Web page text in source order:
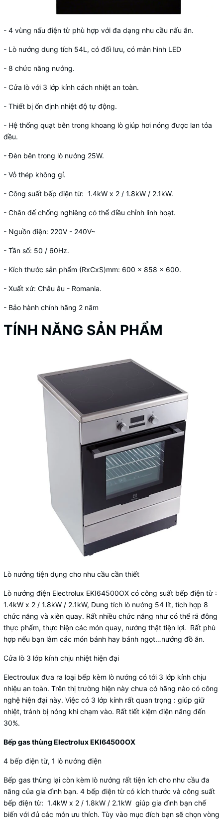
- 4 vùng nấu điện từ phù hợp với đa dạng nhu cầu nấu ăn.
- Lò nướng dung tích 54L, có đối lưu, có màn hình LED
- 8 chức năng nướng.
- Cửa lò với 3 lớp kính cách nhiệt an toàn.
- Thiết bị ổn định nhiệt độ tự động.
- Hệ thống quạt bên trong khoang lò giúp hơi nóng được lan tỏa
đều.
- Đèn bên trong lò nướng 25W.
- Vỏ thép không gỉ.
- Công suất bếp điện từ: 1.4kW x 2 / 1.8kW / 2.1kW.
- Chân đế chống nghiêng có thể điều chỉnh linh hoạt.
- Nguồn điện: 220V - 240V~
- Tần số: 50 / 60Hz.
- Kích thước sản phẩm (RxCxS)mm: 600 x 858 x 600.
- Xuất xứ: Châu âu - Romania.
- Bảo hành chính hãng 2 năm
TÍNH NĂNG SẢN PHẨM
Lò nướng tiện dụng cho nhu cầu cần thiết
Lò nướng điện Electrolux EKI64500OX có công suất bếp điện từ :
1.4kW x 2 / 1.8kW / 2.1kW, Dung tích lò nướng 54 lít, tích hợp 8
chức năng và xiên quay. Rất nhiều chức năng như có thể rã đông
thực phẩm, thực hiện các món quay, nướng thật tiện lợi. Rất phù
hợp nếu bạn làm các món bánh hay bánh ngọt…nướng đồ ăn.
Cửa lò 3 lớp kính chịu nhiệt hiện đại
Electroulux đưa ra loại bếp kèm lò nướng có tới 3 lớp kính chịu
nhiệu an toàn. Trên thị trường hiện này chưa có hãng nào có công
nghệ hiện đại này. Việc có 3 lớp kính rất quan trọng : giúp giữ
nhiệt, tránh bị nóng khi chạm vào. Rất tiết kiệm điện năng đến
30%.
Bếp gas thùng Electrolux EKI64500OX
4 bếp điện từ, 1 lò nướng điện
Bếp gas thùng lại còn kèm lò nướng rất tiện ích cho như cầu đa
năng của gia đình bạn. 4 bếp điện từ có kích thước và công suất
bếp điện từ: 1.4kW x 2 / 1.8kW / 2.1kW giúp gia đình bạn chế
biến với đủ các món ưu thích. Tùy vào mục đích bạn sẽ chọn vòng